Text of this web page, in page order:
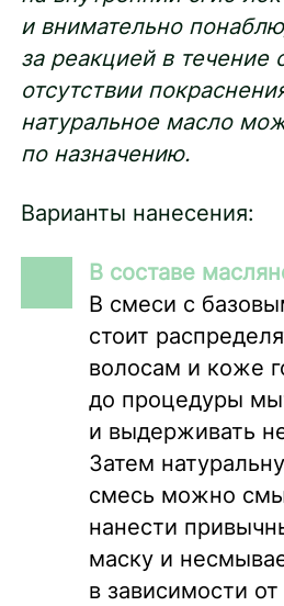
и внимательно
за реакцией в течение
отсутствии
натуральное масло
по назначению.
Варианты нанесения:
В составе
В смеси с
стоит
волосам и коже
до процедуры
и выдерживать
Затем
смесь можно
нанести
маску и
в зависимости